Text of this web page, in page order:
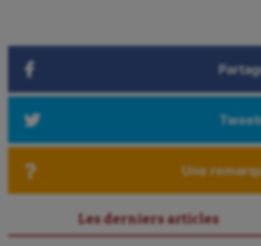
Une
Les derniers articles